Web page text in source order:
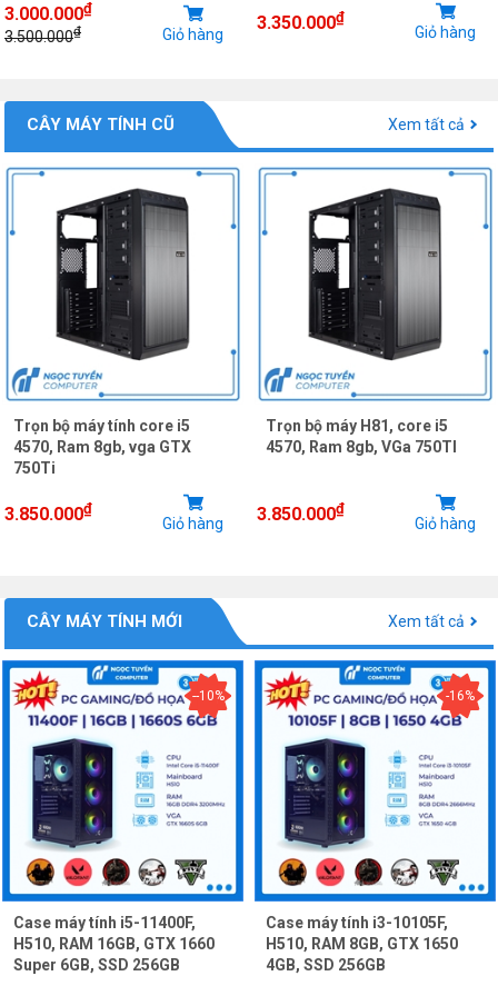
3.000.000₫
3.500.000₫ Giỏ hàng
3.350.000₫
Giỏ hàng
CÂY MÁY TÍNH CŨ Xem tất cả
Trọn bộ máy tính core i5
4570, Ram 8gb, vga GTX
750Ti
3.850.000₫
Giỏ hàng
Trọn bộ máy H81, core i5
4570, Ram 8gb, VGa 750TI
3.850.000₫
Giỏ hàng
CÂY MÁY TÍNH MỚI Xem tất cả
--10%
Case máy tính i5-11400F,
H510, RAM 16GB, GTX 1660
Super 6GB, SSD 256GB
-16%
Case máy tính i3-10105F,
H510, RAM 8GB, GTX 1650
4GB, SSD 256GB